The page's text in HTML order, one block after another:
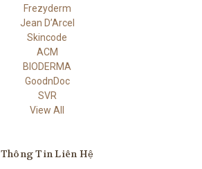
Frezyderm
Jean D’Arcel
Skincode
ACM
BIODERMA
GoodnDoc
SVR
View All
Thông Tin Liên Hệ